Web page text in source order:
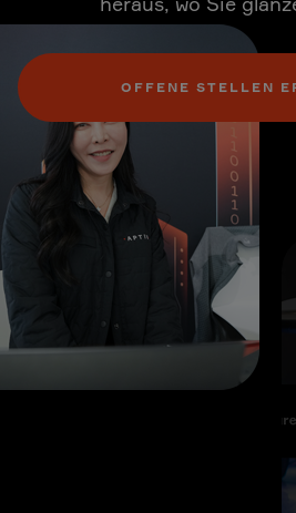
OFFENE STELLEN